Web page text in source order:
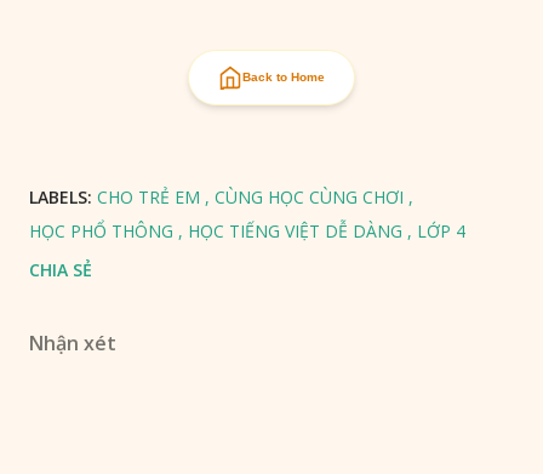
Back to Home
LABELS: CHO TRẺ EM
CÙNG HỌC CÙNG CHƠI
HỌC PHỔ THÔNG
HỌC TIẾNG VIỆT DỄ DÀNG
LỚP 4
CHIA SẺ
Nhận xét